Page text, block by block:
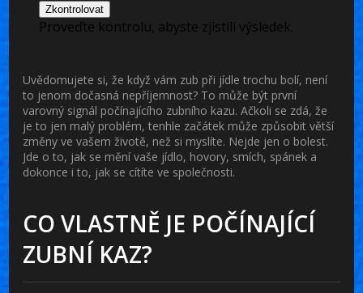
Zkontrolovat
Proveďte kontrolu, abyste zjistili výsledek.
Uvědomujete si, že když vám zub při jídle trochu bolí, není
to jenom dočasná nepříjemnost? To může být první
varovný signál počínajícího zubního kazu. Ačkoli se zdá, že
je to jen malý problém, tenhle začátek může způsobit větší
změny ve vašem životě, než si myslíte. Nejde jen o bolest.
Jde o to, jak se mění vaše jídlo, hovory, smích, spánek a
dokonce i to, jak se cítíte ve společnosti.
CO VLASTNĚ JE POČÍNAJÍCÍ
ZUBNÍ KAZ?